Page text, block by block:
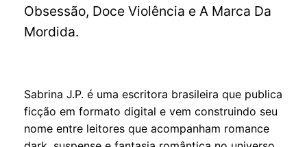
Obsessão, Doce Violência e A Marca Da
Mordida.
Sabrina J.P. é uma escritora brasileira que publica
ficção em formato digital e vem construindo seu
nome entre leitores que acompanham romance